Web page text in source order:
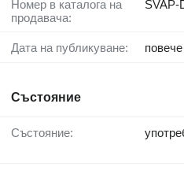
Номер в каталога на
продавача:
SVAP-
Дата на публикуване:
Състояние
Състояние: